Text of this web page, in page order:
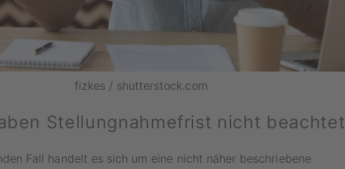
fizkes / shutterstock.com
Stellungnahmefrist nicht beachtet
Fall handelt es sich um eine nicht näher beschriebene